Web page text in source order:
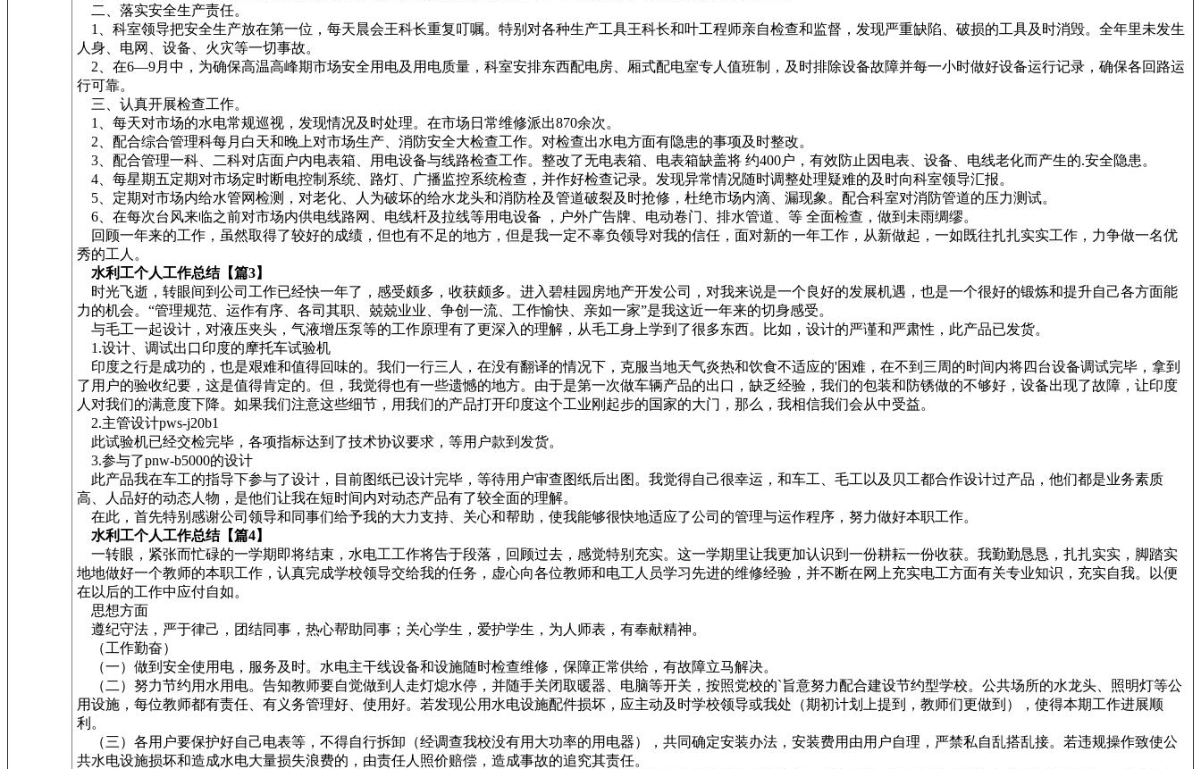
二、落实安全生产责任。
1、科室领导把安全生产放在第一位，每天晨会王科长重复叮嘱。特别对各种生产工具王科长和叶工程师亲自检查和监督，发现严重缺陷、破损的工具及时消毁。全年里未发生
人身、电网、设备、火灾等一切事故。
2、在6—9月中，为确保高温高峰期市场安全用电及用电质量，科室安排东西配电房、厢式配电室专人值班制，及时排除设备故障并每一小时做好设备运行记录，确保各回路运
行可靠。
三、认真开展检查工作。
1、每天对市场的水电常规巡视，发现情况及时处理。在市场日常维修派出870余次。
2、配合综合管理科每月白天和晚上对市场生产、消防安全大检查工作。对检查出水电方面有隐患的事项及时整改。
3、配合管理一科、二科对店面户内电表箱、用电设备与线路检查工作。整改了无电表箱、电表箱缺盖将 约400户，有效防止因电表、设备、电线老化而产生的.安全隐患。
4、每星期五定期对市场定时断电控制系统、路灯、广播监控系统检查，并作好检查记录。发现异常情况随时调整处理疑难的及时向科室领导汇报。
5、定期对市场内给水管网检测，对老化、人为破坏的给水龙头和消防栓及管道破裂及时抢修，杜绝市场内滴、漏现象。配合科室对消防管道的压力测试。
6、在每次台风来临之前对市场内供电线路网、电线杆及拉线等用电设备 ，户外广告牌、电动卷门、排水管道、等 全面检查，做到未雨绸缪。
回顾一年来的工作，虽然取得了较好的成绩，但也有不足的地方，但是我一定不辜负领导对我的信任，面对新的一年工作，从新做起，一如既往扎扎实实工作，力争做一名优
秀的工人。
水利工个人工作总结【篇3】
时光飞逝，转眼间到公司工作已经快一年了，感受颇多，收获颇多。进入碧桂园房地产开发公司，对我来说是一个良好的发展机遇，也是一个很好的锻炼和提升自己各方面能
力的机会。“管理规范、运作有序、各司其职、兢兢业业、争创一流、工作愉快、亲如一家”是我这近一年来的切身感受。
与毛工一起设计，对液压夹头，气液增压泵等的工作原理有了更深入的理解，从毛工身上学到了很多东西。比如，设计的严谨和严肃性，此产品已发货。
1.设计、调试出口印度的摩托车试验机
印度之行是成功的，也是艰难和值得回味的。我们一行三人，在没有翻译的情况下，克服当地天气炎热和饮食不适应的'困难，在不到三周的时间内将四台设备调试完毕，拿到
了用户的验收纪要，这是值得肯定的。但，我觉得也有一些遗憾的地方。由于是第一次做车辆产品的出口，缺乏经验，我们的包装和防锈做的不够好，设备出现了故障，让印度
人对我们的满意度下降。如果我们注意这些细节，用我们的产品打开印度这个工业刚起步的国家的大门，那么，我相信我们会从中受益。
2.主管设计pws-j20b1
此试验机已经交检完毕，各项指标达到了技术协议要求，等用户款到发货。
3.参与了pnw-b5000的设计
此产品我在车工的指导下参与了设计，目前图纸已设计完毕，等待用户审查图纸后出图。我觉得自己很幸运，和车工、毛工以及贝工都合作设计过产品，他们都是业务素质
高、人品好的动态人物，是他们让我在短时间内对动态产品有了较全面的理解。
在此，首先特别感谢公司领导和同事们给予我的大力支持、关心和帮助，使我能够很快地适应了公司的管理与运作程序，努力做好本职工作。
水利工个人工作总结【篇4】
一转眼，紧张而忙碌的一学期即将结束，水电工工作将告于段落，回顾过去，感觉特别充实。这一学期里让我更加认识到一份耕耘一份收获。我勤勤恳恳，扎扎实实，脚踏实
地地做好一个教师的本职工作，认真完成学校领导交给我的任务，虚心向各位教师和电工人员学习先进的维修经验，并不断在网上充实电工方面有关专业知识，充实自我。以便
在以后的工作中应付自如。
思想方面
遵纪守法，严于律己，团结同事，热心帮助同事；关心学生，爱护学生，为人师表，有奉献精神。
（工作勤奋）
（一）做到安全使用电，服务及时。水电主干线设备和设施随时检查维修，保障正常供给，有故障立马解决。
（二）努力节约用水用电。告知教师要自觉做到人走灯熄水停，并随手关闭取暖器、电脑等开关，按照党校的`旨意努力配合建设节约型学校。公共场所的水龙头、照明灯等公
用设施，每位教师都有责任、有义务管理好、使用好。若发现公用水电设施配件损坏，应主动及时学校领导或我处（期初计划上提到，教师们更做到），使得本期工作进展顺
利。
（三）各用户要保护好自己电表等，不得自行拆卸（经调查我校没有用大功率的用电器），共同确定安装办法，安装费用由用户自理，严禁私自乱搭乱接。若违规操作致使公
共水电设施损坏和造成水电大量损失浪费的，由责任人照价赔偿，造成事故的追究其责任。